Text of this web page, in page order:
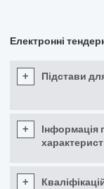
Електронні
+ Підстави
+
Інформація
+